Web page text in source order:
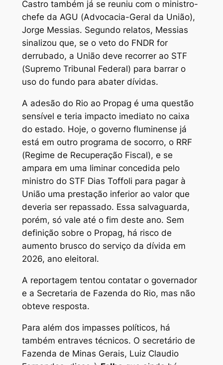
Castro também já se reuniu com o ministro-
chefe da AGU (Advocacia-Geral da União),
Jorge Messias. Segundo relatos, Messias
sinalizou que, se o veto do FNDR for
derrubado, a União deve recorrer ao STF
(Supremo Tribunal Federal) para barrar o
uso do fundo para abater dívidas.
A adesão do Rio ao Propag é uma questão
sensível e teria impacto imediato no caixa
do estado. Hoje, o governo fluminense já
está em outro programa de socorro, o RRF
(Regime de Recuperação Fiscal), e se
ampara em uma liminar concedida pelo
ministro do STF Dias Toffoli para pagar à
União uma prestação inferior ao valor que
deveria ser repassado. Essa salvaguarda,
porém, só vale até o fim deste ano. Sem
definição sobre o Propag, há risco de
aumento brusco do serviço da dívida em
2026, ano eleitoral.
A reportagem tentou contatar o governador
e a Secretaria de Fazenda do Rio, mas não
obteve resposta.
Para além dos impasses políticos, há
também entraves técnicos. O secretário de
Fazenda de Minas Gerais, Luiz Claudio